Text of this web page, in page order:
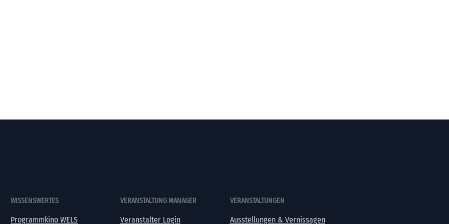
WISSENSWERTES
Programmkino WELS
VERANSTALTUNG MANAGER
Veranstalter Login
VERANSTALTUNGEN
Ausstellungen & Vernissagen